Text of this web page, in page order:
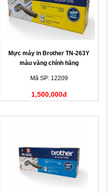
Mực máy in Brother TN-263Y
màu vàng chính hãng
Mã SP: 12209
1,500,000đ